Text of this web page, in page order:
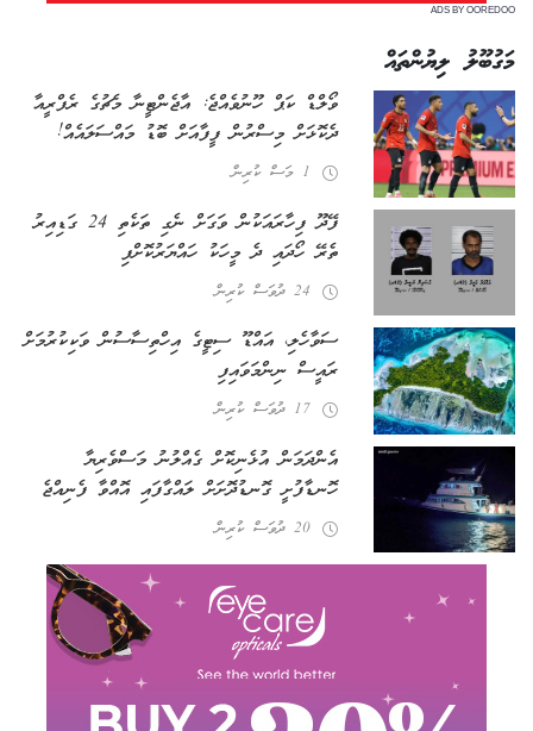
ADS BY OOREDOO
މަގުބޫލު ލިޔުންތައް
ވޯލްޑް ކަޕް ހޫނުވެއްޖެ: އާޖެންޓީނާ މެޗުގެ ރެފްރީއާ
ދެކޮޅަށް މިސްރުން ފީފާއަށް ބޮޑު މައްސަލައެއް!
1 މަސް ކުރިން
ފޭދޫ ފިހާރައަކުން ވަގަށް ނެގި ތަކެތި 24 ގަޑިއިރު
ތެރޭ ހޯދައި ދެ މީހަކު ހައްޔަރުކޮށްފި
24 ދުވަސް ކުރިން
ސަވާހެލި، އައްޑޫ ސިޓީގެ އިހްތިސާސުން ވަކިކުރުމަށް
ރައީސް ނިންމަވައިފި
17 ދުވަސް ކުރިން
އެންދަމަން އުޅެނިކޮށް ގެއްލުނު މަސްވެރިޔާ
ހޮނޑާފުށީ ގޮނޑުދޮށަށް ލައްގާފައި އޮއްވާ ފެނިއްޖެ
20 ދުވަސް ކުރިން